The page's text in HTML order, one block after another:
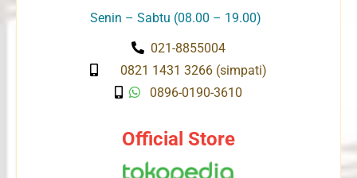
Senin – Sabtu (08.00 – 19.00)
021-8855004
0821 1431 3266 (simpati)
0896-0190-3610
Official Store